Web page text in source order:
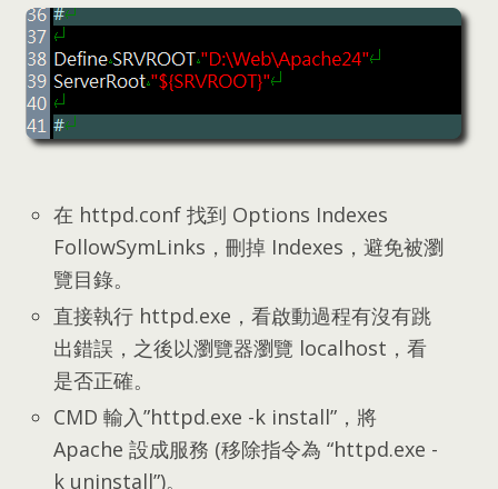
在 httpd.conf 找到 Options Indexes
FollowSymLinks ，刪掉 Indexes ，避免被瀏
覽目錄。
直接執行 httpd.exe ，看啟動過程有沒有跳
出錯誤 ， 之後以瀏覽器瀏覽 localhost ，看
是否正確。
CMD 輸入”httpd.exe -k install”， 將
Apache 設成服務 (移除指令為 “httpd.exe -
k uninstall”)。